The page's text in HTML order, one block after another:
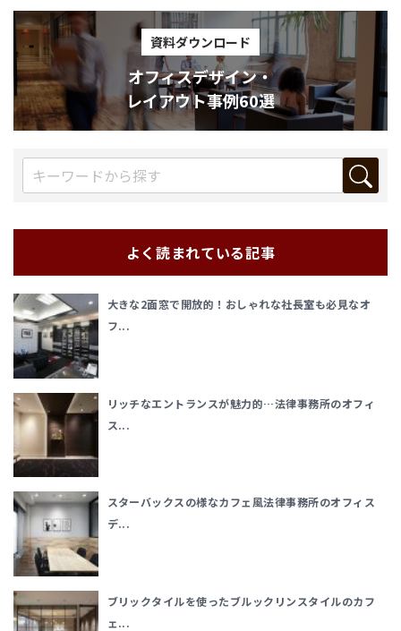
資料ダウンロード
オフィスデザイン・
レイアウト事例60選
よく読まれている記事
大きな2面窓で開放的！おしゃれな社長室も必見なオ
フ...
リッチなエントランスが魅力的…法律事務所のオフィ
ス...
スターバックスの様なカフェ風法律事務所のオフィス
デ...
ブリックタイルを使ったブルックリンスタイルのカフ
ェ...